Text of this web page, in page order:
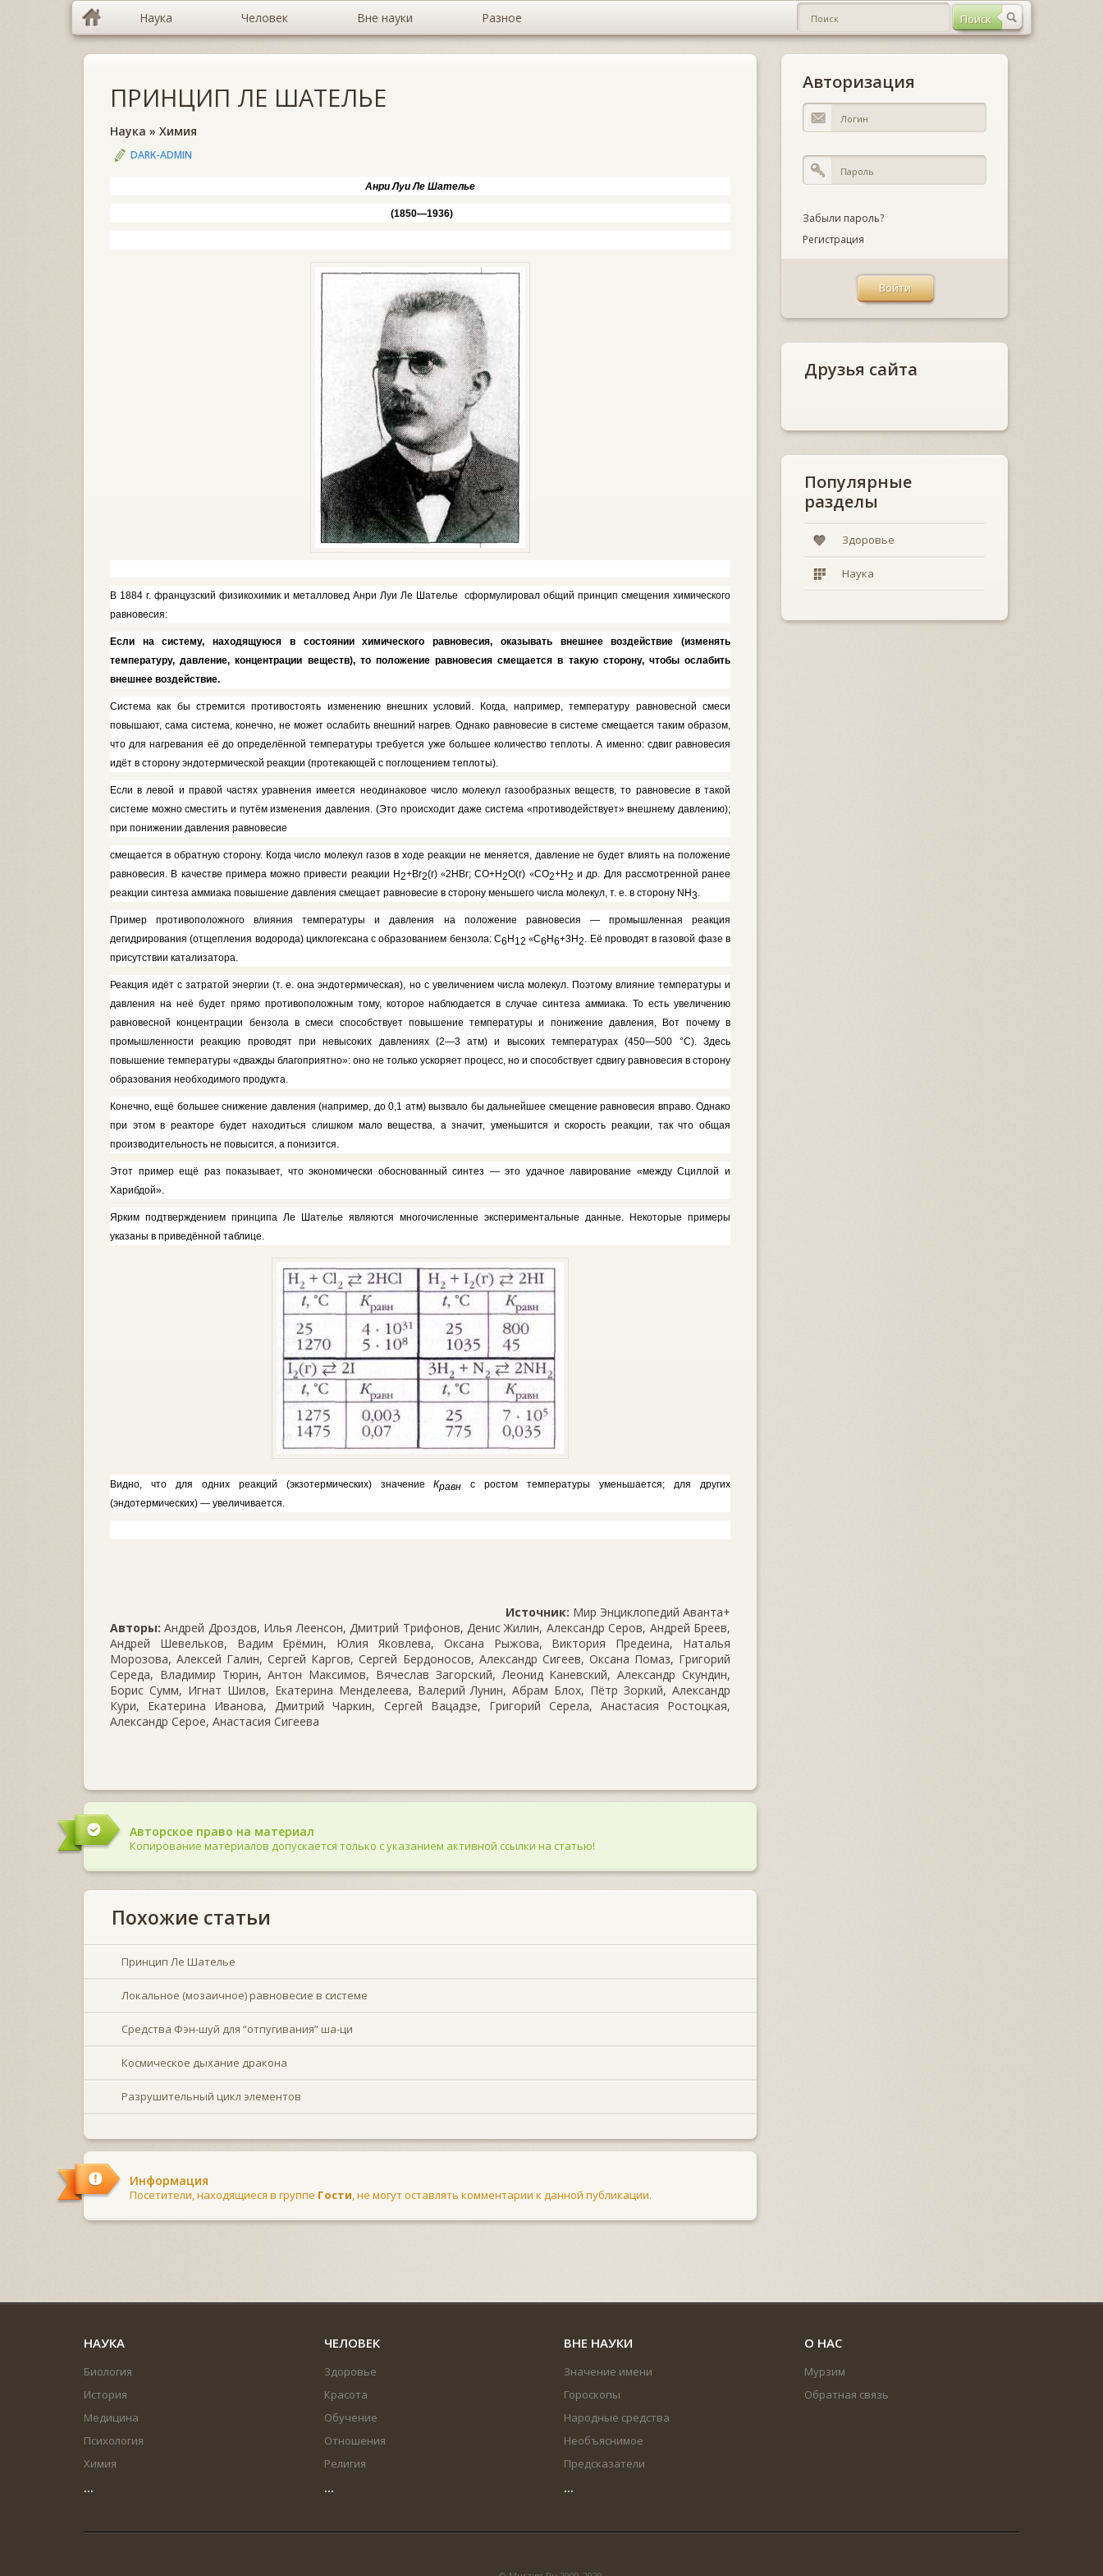
Наука Человек Вне науки Разное
ПРИНЦИП ЛЕ ШАТЕЛЬЕ
Наука » Химия
DARK-ADMIN
Анри Луи Ле Шателье
(1850—1936)
В 1884 г. французский физикохимик и металловед Анри Луи Ле Шателье сформулировал общий принцип смещения химиче­ского
равновесия:
Если на систему, находящую­ся в состоянии химического равновесия, оказывать внеш­нее воздействие (изменять
температуру, давление, кон­центрации веществ), то поло­жение равновесия смещается в такую сторону, чтобы осла­бить
внешнее воздействие.
Система как бы стремится проти­востоять изменению внешних усло­вий. Когда, например, температуру равновесной смеси
повышают, сама система, конечно, не может ослабить внешний нагрев. Однако равновесие в системе смещается таким образом,
что для нагревания её до определён­ной температуры требуется уже боль­шее количество теплоты. А именно: сдвиг равновесия
идёт в сторону эндотермической реакции (протека­ющей с поглощением теплоты).
Если в левой и правой частях уравнения имеется неодинаковое число молекул газообразных ве­ществ, то равновесие в такой
систе­ме можно сместить и путём измене­ния давления. (Это происходит даже система «проти­водействует» внешнему давлению);
при понижении давления равновесие
смещается в обратную сторону. Ког­да число молекул газов в ходе реак­ции не меняется, давление не будет влиять на положение
равновесия. В качестве примера можно привести реакции Н2+Вr2(г)«2НВr; СО+Н2О(г) «СО2+Н2 и др. Для рас­смотренной ранее
реакции синтеза аммиака повышение давления сме­щает равновесие в сторону меньше­го числа молекул, т. е. в сторону NН3
Пример противоположного влия­ния температуры и давления на поло­жение равновесия — промышленная реакция
дегидрирования (отщепле­ния водорода) циклогексана с образо­ванием бензола: С6Н12 «С6Н6+3Н2 . Её проводят в газовой фазе в
присутст­вии катализатора.
Реакция идёт с затратой энергии (т. е. она эндотермическая), но с уве­личением числа молекул. Поэтому влияние температуры и
давления на неё будет прямо противоположным тому, которое наблюдается в случае синтеза аммиака. То есть увеличению
равновесной концентрации бензола в смеси способствует повышение температуры и понижение давления, Вот почему в
промышленности реак­цию проводят при невысоких давле­ниях (2—3 атм) и высоких темпера­турах (450—500 °С). Здесь
повышение температуры «дважды благоприят­но»: оно не только ускоряет процесс, но и способствует сдвигу равновесия в сторону
образования необходи­мого продукта.
Конечно, ещё большее снижение давления (например, до 0,1 атм) вызвало бы дальнейшее смещение равновесия вправо. Однако
при этом в реакторе будет находиться слиш­ком мало вещества, а значит, умень­шится и скорость реакции, так что общая
производительность не повы­сится, а понизится.
Этот пример ещё раз показывает, что экономически обоснованный синтез — это удачное лавирование «между Сциллой и
Харибдой».
Ярким подтверждением принципа Ле Шателье являются многочислен­ные экспериментальные данные. Некоторые примеры
указаны в при­ведённой таблице.
Видно, что для одних реакций (экзо­термических) значениеКравн
с ростом температуры уменьшается; для других
(эндотермических) — увеличивается.
Источник: Мир Энциклопедий Аванта+
Авторы: Андрей Дроздов, Илья Леенсон, Дмитрий Трифонов, Денис Жилин, Александр Серов, Андрей Бреев,
Андрей Шевельков, Вадим Ерёмин, Юлия Яковлева, Оксана Рыжова, Виктория Предеина, Наталья
Морозова, Алексей Галин, Сергей Каргов, Сергей Бердоносов, Александр Сигеев, Оксана Помаз, Григорий
Середа, Владимир Тюрин, Антон Максимов, Вячеслав Загорский, Леонид Каневский, Александр Скундин,
Борис Сумм, Игнат Шилов, Екатерина Менделеева, Валерий Лунин, Абрам Блох, Пётр Зоркий, Александр
Кури, Екатерина Иванова, Дмитрий Чаркин, Сергей Вацадзе, Григорий Серела, Анастасия Ростоцкая,
Александр Серое, Анастасия Сигеева
Авторское право на материал
Копирование материалов допускается только с указанием активной ссылки на статью!
Похожие статьи
Принцип Ле Шателье
Локальное (мозаичное) равновесие в системе
Средства Фэн-шуй для “отпугивания” ша-ци
Космическое дыхание дракона
Разрушительный цикл элементов
Информация
Посетители, находящиеся в группе Гости, не могут оставлять комментарии к данной публикации.
Авторизация
Забыли пароль?
Регистрация
Друзья сайта
Популярные
разделы
Здоровье
Наука
НАУКА
Биология
История
Медицина
Психология
Химия
...
ЧЕЛОВЕК
Здоровье
Красота
Обучение
Отношения
Религия
...
ВНЕ НАУКИ
Значение имени
Гороскопы
Народные средства
Необъяснимое
Предсказатели
...
О НАС
Мурзим
Обратная связь